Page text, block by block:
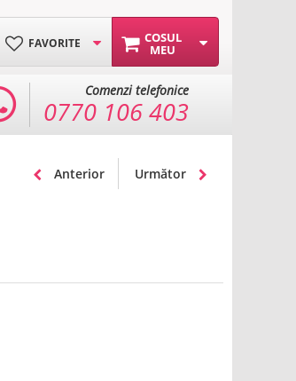
COSUL
MEU
FAVORITE
Comenzi telefonice
0770 106 403
Anterior Următor